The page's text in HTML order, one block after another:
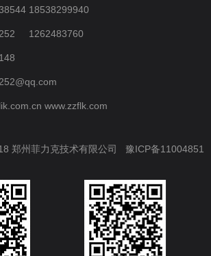
18538299940
1262483760
www.zzflk.com
郑州菲力克技术有限公司 豫ICP备11004851